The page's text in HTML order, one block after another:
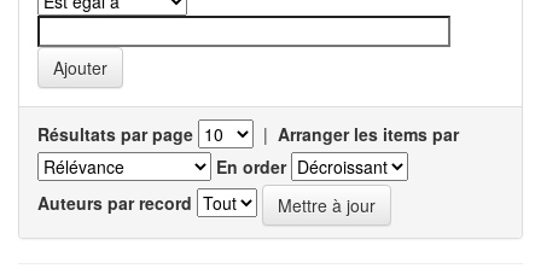
Résultats par page | Arranger les items par
En order
Auteurs par record